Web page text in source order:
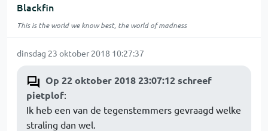
Blackfin
This is the world we know best, the world of madness
dinsdag 23 oktober 2018 10:27:37
Op 22 oktober 2018 23:07:12 schreef
pietplof:
Ik heb een van de tegenstemmers gevraagd welke
straling dan wel.